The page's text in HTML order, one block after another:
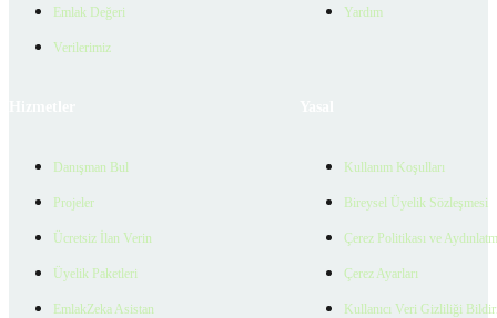
Emlak Değeri
Verilerimiz
Yardım
Danışman Bul
Projeler
Ücretsiz İlan Verin
Üyelik Paketleri
EmlakZeka Asistan
Kullanım Koşulları
Bireysel Üyelik Sözleşmesi
Çerez Politikası ve
Çerez Ayarları
Kullanıcı Veri Gizliliği